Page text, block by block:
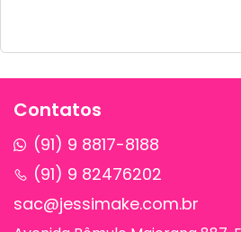
Contatos
(91) 9 8817-8188
(91) 9 82476202
sac@jessimake.com.br